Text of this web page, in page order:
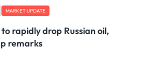
MARKET UPDATE
rapidly drop Russian oil,
remarks